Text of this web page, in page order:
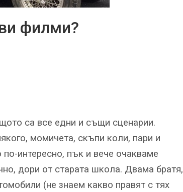
филми?
са все едни и същи сценарии.
момичета, скъпи коли, пари и
интересно, пък и вече очакваме
дори от старата школа. Двама братя,
(не знаем какво правят с тях